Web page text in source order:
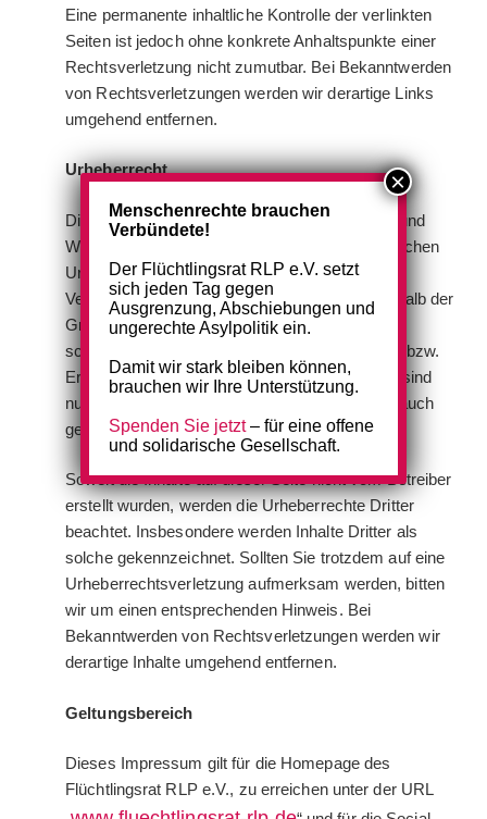
Eine permanente inhaltliche Kontrolle der verlinkten
Seiten ist jedoch ohne konkrete Anhaltspunkte einer
Rechtsverletzung nicht zumutbar. Bei Bekanntwerden
von Rechtsverletzungen werden wir derartige Links
umgehend entfernen.
Urheberrecht
Die durch die Seitenbetreiber erstellten Inhalte und
Werke auf diesen Seiten unterliegen dem deutschen
Urheberrecht. Die Vervielfältigung, Bearbeitung,
Verbreitung und jede Art der Verwertung außerhalb der
Grenzen des Urheberrechtes bedürfen der
schriftlichen Zustimmung des jeweiligen Autors bzw.
Erstellers. Downloads und Kopien dieser Seite sind
nur für den privaten, nicht kommerziellen Gebrauch
gestattet.
Soweit die Inhalte auf dieser Seite nicht vom Betreiber
erstellt wurden, werden die Urheberrechte Dritter
beachtet. Insbesondere werden Inhalte Dritter als
solche gekennzeichnet. Sollten Sie trotzdem auf eine
Urheberrechtsverletzung aufmerksam werden, bitten
wir um einen entsprechenden Hinweis. Bei
Bekanntwerden von Rechtsverletzungen werden wir
derartige Inhalte umgehend entfernen.
Geltungsbereich
Dieses Impressum gilt für die Homepage des
Flüchtlingsrat RLP e.V., zu erreichen unter der URL
Menschenrechte brauchen
Verbündete!
Der Flüchtlingsrat RLP e.V. setzt
sich jeden Tag gegen
Ausgrenzung, Abschiebungen und
ungerechte Asylpolitik ein.
Damit wir stark bleiben können,
brauchen wir Ihre Unterstützung.
Spenden Sie jetzt– für eine offene
und solidarische Gesellschaft.